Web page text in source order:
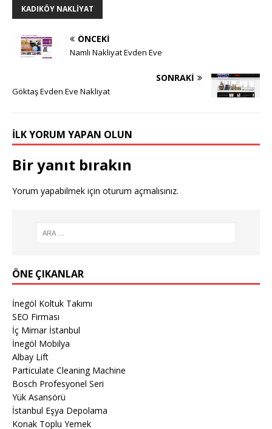
KADIKÖY NAKLIYAT
ÖNCEKI
Namlı Nakliyat Evden Eve
SONRAKI
Göktaş Evden Eve Nakliyat
İLK YORUM YAPAN OLUN
Bir yanıt bırakın
Yorum yapabilmek için oturum açmalısınız.
ÖNE ÇIKANLAR
İnegöl Koltuk Takımı
SEO Firması
İç Mimar İstanbul
İnegöl Mobilya
Albay Lift
Particulate Cleaning Machine
Bosch Profesyonel Seri
Yük Asansörü
İstanbul Eşya Depolama
Konak Toplu Yemek